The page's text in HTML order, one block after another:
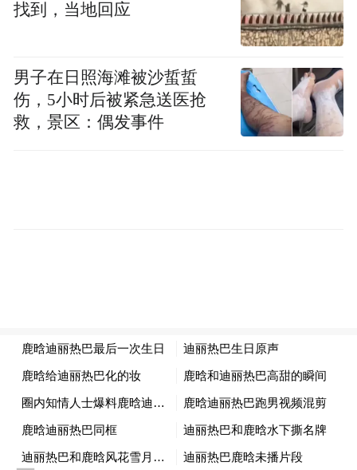
找到，当地回应
男子在日照海滩被沙蜇蜇
伤，5小时后被紧急送医抢
救，景区：偶发事件